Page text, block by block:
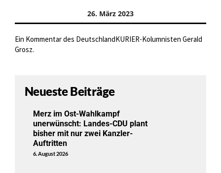
26. März 2023
Ein Kommentar des DeutschlandKURIER-Kolumnisten Gerald
Grosz.
Neueste Beiträge
Merz im Ost-Wahlkampf
unerwünscht: Landes-CDU plant
bisher mit nur zwei Kanzler-
Auftritten
6. August 2026